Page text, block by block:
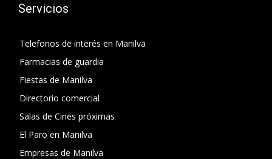
Servicios
Telefonos de interés en Manilva
Farmacias de guardia
Fiestas de Manilva
Directorio comercial
Salas de Cines próximas
El Paro en Manilva
Empresas de Manilva